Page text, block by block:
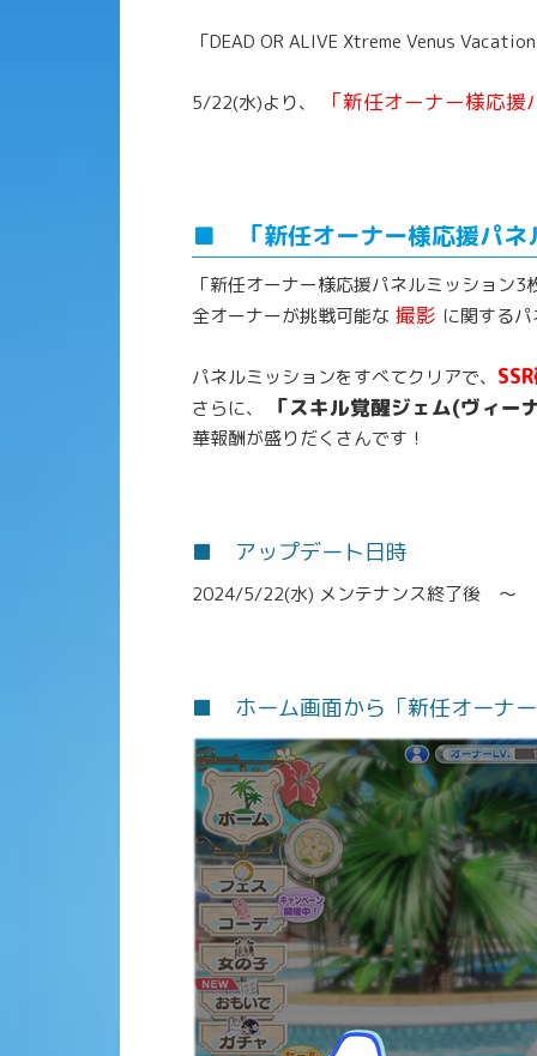
「DEAD OR ALIVE Xtreme Venus
5/22(水)より、 「新任オーナー様応
■ 「新任オーナー様応援パネ
「新任オーナー様応援パネルミッション3
全オーナーが挑戦可能な 撮影 に関する
パネルミッションをすべてクリアで、
さらに、 「スキル覚醒ジェム(ヴィー
華報酬が盛りだくさんです！
■ アップデート日時
2024/5/22(水) メンテナンス終了後 ～
■ ホーム画面から「新任オーナ